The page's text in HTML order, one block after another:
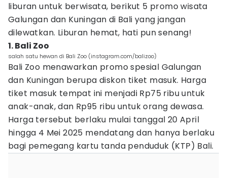
liburan untuk berwisata, berikut 5 promo wisata
Galungan dan Kuningan di Bali yang jangan
dilewatkan. Liburan hemat, hati pun senang!
1. Bali Zoo
salah satu hewan di Bali Zoo (instagram.com/balizoo)
Bali Zoo menawarkan promo spesial Galungan
dan Kuningan berupa diskon tiket masuk. Harga
tiket masuk tempat ini menjadi Rp75 ribu untuk
anak-anak, dan Rp95 ribu untuk orang dewasa.
Harga tersebut berlaku mulai tanggal 20 April
hingga 4 Mei 2025 mendatang dan hanya berlaku
bagi pemegang kartu tanda penduduk (KTP) Bali.